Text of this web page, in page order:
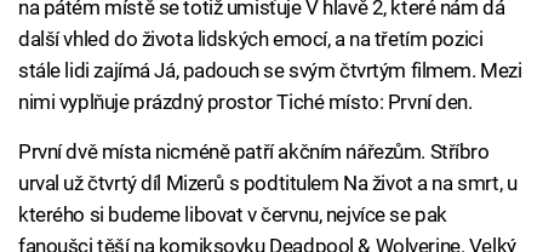
na pátém místě se totiž umisťuje V hlavě 2, které nám dá
další vhled do života lidských emocí, a na třetím pozici
stále lidi zajímá Já, padouch se svým čtvrtým filmem. Mezi
nimi vyplňuje prázdný prostor Tiché místo: První den.
První dvě místa nicméně patří akčním nářezům. Stříbro
urval už čtvrtý díl Mizerů s podtitulem Na život a na smrt, u
kterého si budeme libovat v červnu, nejvíce se pak
fanoušci těší na komiksovku Deadpool & Wolverine. Velký